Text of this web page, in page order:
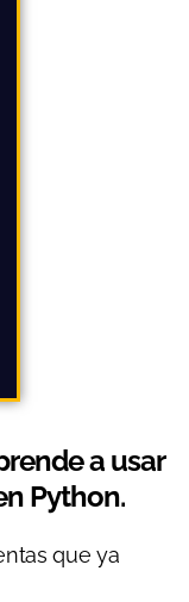
a usar
Python.
que ya